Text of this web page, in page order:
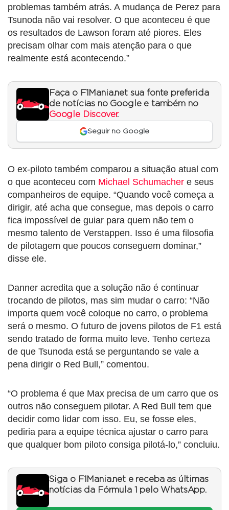
problemas também atrás. A mudança de Perez para
Tsunoda não vai resolver. O que aconteceu é que
os resultados de Lawson foram até piores. Eles
precisam olhar com mais atenção para o que
realmente está acontecendo.”
Faça o F1Mania.net sua fonte preferida
de notícias no Google e também no
Google Discover.
Seguir no Google
O ex-piloto também comparou a situação atual com
o que aconteceu com Michael Schumacher e seus
companheiros de equipe. “Quando você começa a
dirigir, até acha que consegue, mas depois o carro
fica impossível de guiar para quem não tem o
mesmo talento de Verstappen. Isso é uma filosofia
de pilotagem que poucos conseguem dominar,”
disse ele.
Danner acredita que a solução não é continuar
trocando de pilotos, mas sim mudar o carro: “Não
importa quem você coloque no carro, o problema
será o mesmo. O futuro de jovens pilotos de F1 está
sendo tratado de forma muito leve. Tenho certeza
de que Tsunoda está se perguntando se vale a
pena dirigir o Red Bull,” comentou.
“O problema é que Max precisa de um carro que os
outros não conseguem pilotar. A Red Bull tem que
decidir como lidar com isso. Eu, se fosse eles,
pediria para a equipe técnica ajustar o carro para
que qualquer bom piloto consiga pilotá-lo,” concluiu.
Siga o F1Mania.net e receba as últimas
notícias da Fórmula 1 pelo WhatsApp.